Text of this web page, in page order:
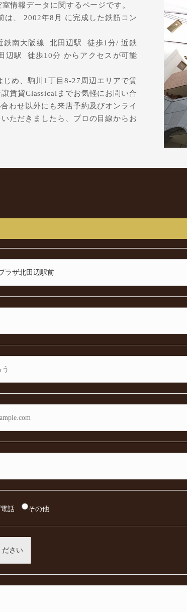
情報データに関するページです。
、 2002年8月 に完成した鉄筋コン
鉄南大阪線 北田辺駅 徒歩1分/ 近鉄
駅 徒歩10分 からアクセスが可能
め、駒川1丁目8-27周辺エリアで賃
賃貸Classicalまでお気軽にお問い合
わせ以外にも来店予約及びオンライ
ただきましたら、プロの目線からお
電話 その他